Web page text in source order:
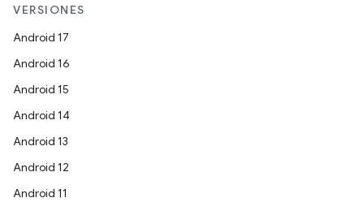
VERSIONES
Android 17
Android 16
Android 15
Android 14
Android 13
Android 12
Android 11